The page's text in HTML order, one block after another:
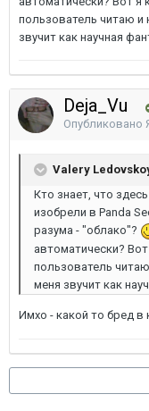
пользователь читаю
звучит как научная
Deja_Vu
Опубликовано
Valery
Кто знает, что
изобрели в Panda
разума - "облако"?
автоматически?
пользователь
меня звучит как
Имхо - какой то бред в